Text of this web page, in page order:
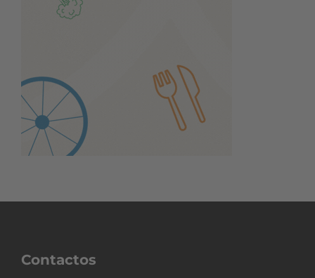
Contactos